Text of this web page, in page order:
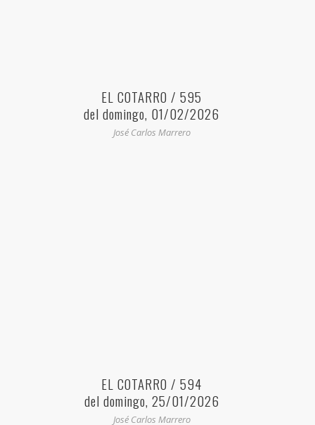
EL COTARRO / 595
del domingo, 01/02/2026
José Carlos Marrero
EL COTARRO / 594
del domingo, 25/01/2026
José Carlos Marrero